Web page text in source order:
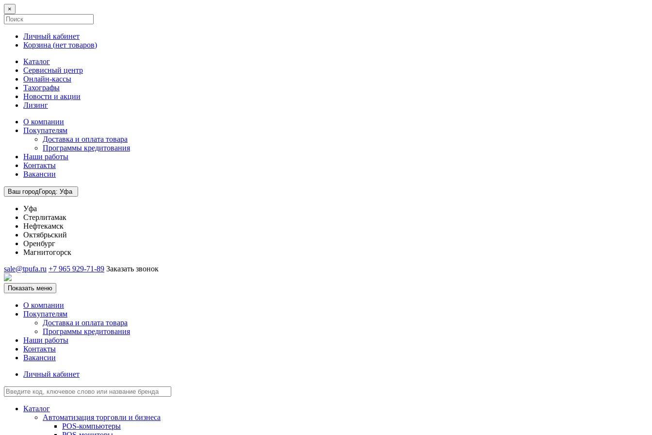
×
Личный кабинет
Корзина (нет товаров)
Каталог
Сервисный центр
Онлайн-кассы
Тахографы
Новости и акции
Лизинг
О компании
Покупателям
Доставка и оплата товара
Программы кредитования
Наши работы
Контакты
Вакансии
Ваш городГород: Уфа
Уфа
Стерлитамак
Нефтекамск
Октябрьский
Оренбург
Магнитогорск
sale@tpufa.ru +7 965 929-71-89 Заказать звонок
Показать меню
О компании
Покупателям
Доставка и оплата товара
Программы кредитования
Наши работы
Контакты
Вакансии
Личный кабинет
Каталог
Автоматизация торговли и бизнеса
POS-компьютеры